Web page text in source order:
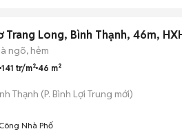
Trang Long, Bình Thạnh, 46m,
ngõ, hẻm
141 tr/m² 46 m²
Thạnh (P. Bình Lợi Trung mới)
Nhà Phố